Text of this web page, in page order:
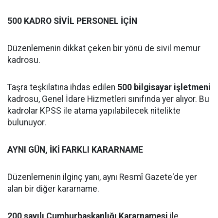
500 KADRO SİVİL PERSONEL İÇİN
Düzenlemenin dikkat çeken bir yönü de sivil memur
kadrosu.
Taşra teşkilatına ihdas edilen 500 bilgisayar işletmeni
kadrosu, Genel İdare Hizmetleri sınıfında yer alıyor. Bu
kadrolar KPSS ile atama yapılabilecek nitelikte
bulunuyor.
AYNI GÜN, İKİ FARKLI KARARNAME
Düzenlemenin ilginç yanı, aynı Resmî Gazete'de yer
alan bir diğer kararname.
200 sayılı Cumhurbaşkanlığı Kararnamesi ile